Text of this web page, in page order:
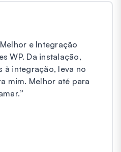
e Integração
WP. Da instalação,
à integração, leva no
mim. Melhor até para
”